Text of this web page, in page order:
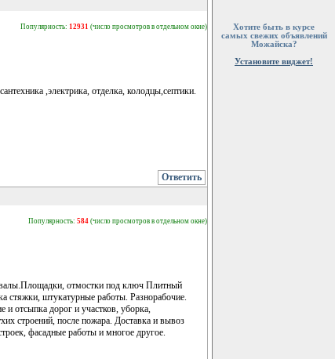
Популярность: 12931 (число просмотров в отдельном окне)
,электрика, отделка, колодцы,септики.
Ответить
Популярность: 584 (число просмотров в отдельном окне)
отмостки под ключ Плитный
стяжки, штукатурные работы. Разнорабочие.
отсыпка дорог и участков, уборка,
строений, после пожара. Доставка и вывоз
фасадные работы и многое другое.
Хотите быть в курсе
самых свежих объявлений
Можайска?
Установите виджет!